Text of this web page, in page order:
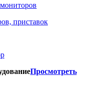
приставок
Просмотреть